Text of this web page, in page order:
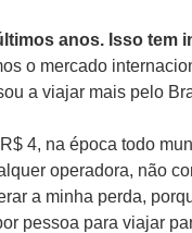
anos. Isso
o mercado
a viajar mais pelo
4, na época todo
operadora, não
a minha perda,
pessoa para viajar